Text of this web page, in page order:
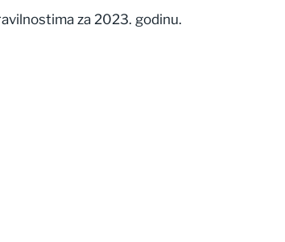
za 2023. godinu.